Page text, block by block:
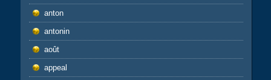
anton
antonin
août
appeal